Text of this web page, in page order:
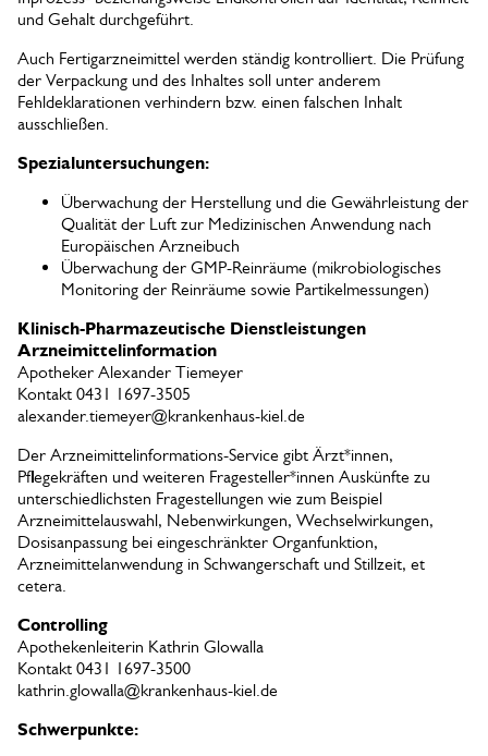
und Gehalt durchgeführt.
Auch Fertigarzneimittel werden ständig kontrolliert. Die Prüfung
der Verpackung und des Inhaltes soll unter anderem
Fehldeklarationen verhindern bzw. einen falschen Inhalt
ausschließen.
Spezialuntersuchungen:
Überwachung der Herstellung und die Gewährleistung der
Qualität der Luft zur Medizinischen Anwendung nach
Europäischen Arzneibuch
Überwachung der GMP-Reinräume (mikrobiologisches
Monitoring der Reinräume sowie Partikelmessungen)
Klinisch-Pharmazeutische Dienstleistungen
Arzneimittelinformation
Apotheker Alexander Tiemeyer
Kontakt 0431 1697-3505
alexander.tiemeyer@krankenhaus-kiel.de
Der Arzneimittelinformations-Service gibt Ärzt*innen,
Pflegekräften und weiteren Fragesteller*innen Auskünfte zu
unterschiedlichsten Fragestellungen wie zum Beispiel
Arzneimittelauswahl, Nebenwirkungen, Wechselwirkungen,
Dosisanpassung bei eingeschränkter Organfunktion,
Arzneimittelanwendung in Schwangerschaft und Stillzeit, et
cetera.
Controlling
Apothekenleiterin Kathrin Glowalla
Kontakt 0431 1697-3500
kathrin.glowalla@krankenhaus-kiel.de
Schwerpunkte: